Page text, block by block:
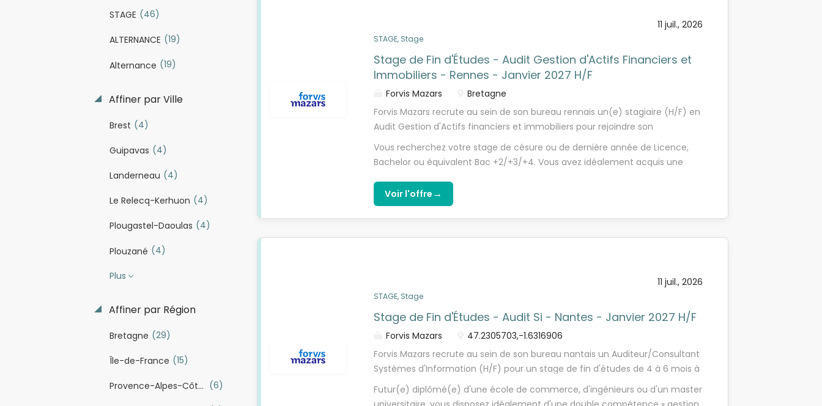
STAGE (46)
ALTERNANCE (19)
Alternance (19)
Affiner par Ville
Brest (4)
Guipavas (4)
Landerneau (4)
Le Relecq-Kerhuon (4)
Plougastel-Daoulas (4)
Plouzané (4)
Plus
Affiner par Région
Bretagne (29)
Île-de-France (15)
Provence-Alpes-Côte d'Azur (6)
11 juil., 2026
STAGE, Stage
Stage de Fin d'Études - Audit Gestion d'Actifs Financiers et
Immobiliers - Rennes - Janvier 2027 H/F
Forvis Mazars
Bretagne
Forvis Mazars recrute au sein de son bureau rennais un(e) stagiaire (H/F) en
Audit Gestion d'Actifs financiers et immobiliers pour rejoindre son
département Gestion d'Actifs à Rennes, pour une durée de 5 à 6 mois, à
partir de janvier 2027. Encadré(e) par des responsables de mission et après
une période de formation, vous participerez à des missions d'audit de fonds
d'investissement (OPCVM, fonds de private equity, fonds de titrisation) et
de fonds immobiliers (SCPI, OPCI, SCI). Vos travaux vous conduiront à
formé(e) et encadré(e) par nos auditeurs, au sein d'une équipe jeune et
dynamique !
Vous recherchez votre stage de césure ou de dernière année de Licence,
Bachelor ou équivalent Bac +2/+3/+4. Vous avez idéalement acquis une
adaptable et dynamique. Vous maîtrisez Excel et avez une réelle appétence
pour les chiffres. Vous aimez travailler en équipe et faites preuve de bon
sens relationnel. Vous recherchez un stage formateur et souhaitez rejoindre
une structure à taille humaine qui sait accompagner ses collaborateurs et
Voir l'offre →
11 juil., 2026
STAGE, Stage
Stage de Fin d'Études - Audit Si - Nantes - Janvier 2027 H/F
Forvis Mazars
47.2305703,-1.6316906
Forvis Mazars recrute au sein de son bureau nantais un Auditeur/Consultant
Systèmes d'Information (H/F) pour un stage de fin d'études de 4 à 6 mois à
partir de janvier 2027. Et si c'était vous ? Être auditeur chez Forvis Mazars,
c'est une expérience unique et riche ! Notre état d'esprit ? Déployer une
Futur(e) diplômé(e) d'une école de commerce, d'ingénieurs ou d'un master